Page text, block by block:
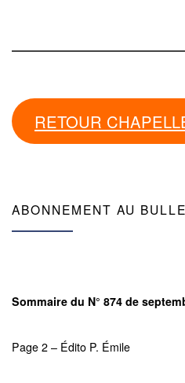
RETOUR
ABONNEMENT AU
Sommaire du N° 874 de
Page 2 – Édito P. Émile